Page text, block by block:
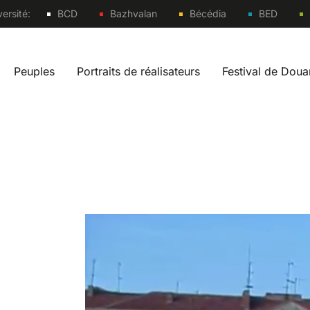
Sites
BCD Bazhvalan Bécédia BED
fr
Peuples Portraits de réalisateurs Festival de